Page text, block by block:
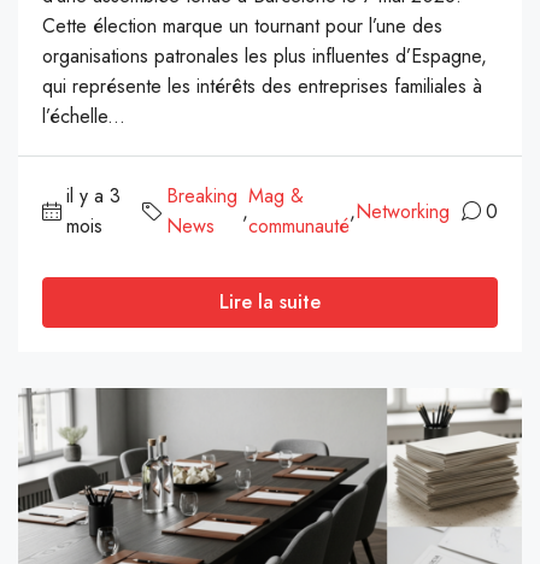
Cette élection marque un tournant pour l’une des
organisations patronales les plus influentes d’Espagne,
qui représente les intérêts des entreprises familiales à
l’échelle...
il y a 3
mois
Breaking
News
,
Mag &
communauté
,Networking 0
Lire la suite